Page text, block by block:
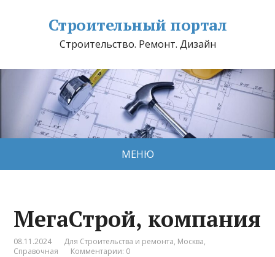
Строительный портал
Строительство. Ремонт. Дизайн
МЕНЮ
МегаСтрой, компания
08.11.2024 Для Строительства и ремонта, Москва,
Справочная
Комментарии: 0